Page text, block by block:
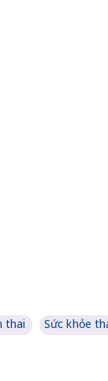
thai Sức khỏe